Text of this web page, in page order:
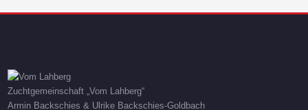
Zuchtgemeinschaft „Vom Lahberg“
Armin Backschies & Ulrike Backschies-Goldbach